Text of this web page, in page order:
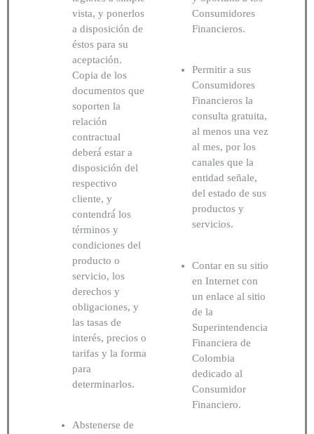
vista, y ponerlos
a disposición de
éstos para su
aceptación.
Copia de los
documentos que
soporten la
relación
contractual
deberá́ estar a
disposición del
respectivo
cliente, y
contendrá́ los
términos y
condiciones del
producto o
servicio, los
derechos y
obligaciones, y
las tasas de
interés, precios o
tarifas y la forma
para
determinarlos.
Abstenerse de
Consumidores
Financieros.
Permitir a sus
Consumidores
Financieros la
consulta gratuita,
al menos una vez
al mes, por los
canales que la
entidad señale,
del estado de sus
productos y
servicios.
Contar en su sitio
en Internet con
un enlace al sitio
de la
Superintendencia
Financiera de
Colombia
dedicado al
Consumidor
Financiero.